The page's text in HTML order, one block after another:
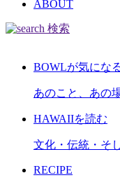
ABOUT
検索
BOWLが気にな
あのこと、あの
HAWAIIを読む
文化・伝統・そ
RECIPE